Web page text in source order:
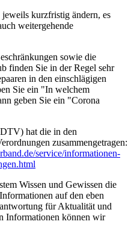
kurzfristig ändern, es
weitergehende
sowie die
finden Sie in der Regel sehr
in den einschlägigen
Sie ein "In welchem
geben Sie ein "Corona
hat die in den
zusammengetragen:
­service/­informationen-
Wissen und Gewissen die
auf den eben
für Aktualität und
Informationen können wir